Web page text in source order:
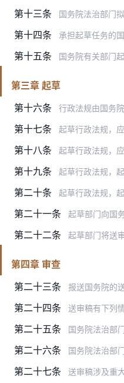
第十三条 国务院法治部门拟订国务院年度立法工作计划时，应当
第十四条 承担起草任务的国务院有关部门应当严格贯彻执行立法工作计
第十五条 国务院有关部门起草的拟报请国务
第三章 起草
第十六条
行政法规由国务院组织起草。国务院年度立法工作计划确
第十七条 起草行政法规，应当符合
第十八条 起草行政法规，应当坚持和发展全过程人民民主，拓展人民群众
第十九条 起草行政法规，起草部门应当就涉及其他部门的职责或者与其
第二十条 起草行政法规，起草部门应当对涉及有
第二十一条 起草部门向国务院报
第二十二条 起草部门将送审稿报送国务院审查时，
第四章 审查
第二十三条
报送国务院的送审稿，由国务院法
第二十四条 送审稿有下列情形之一的
第二十五条 国务院法治部门应当将送审稿或者送审稿涉及的主要问
第二十六条 国务院法治部门应当就送审稿涉及的
第二十七条 送审稿涉及重大利益调整的，国务院法治部门应